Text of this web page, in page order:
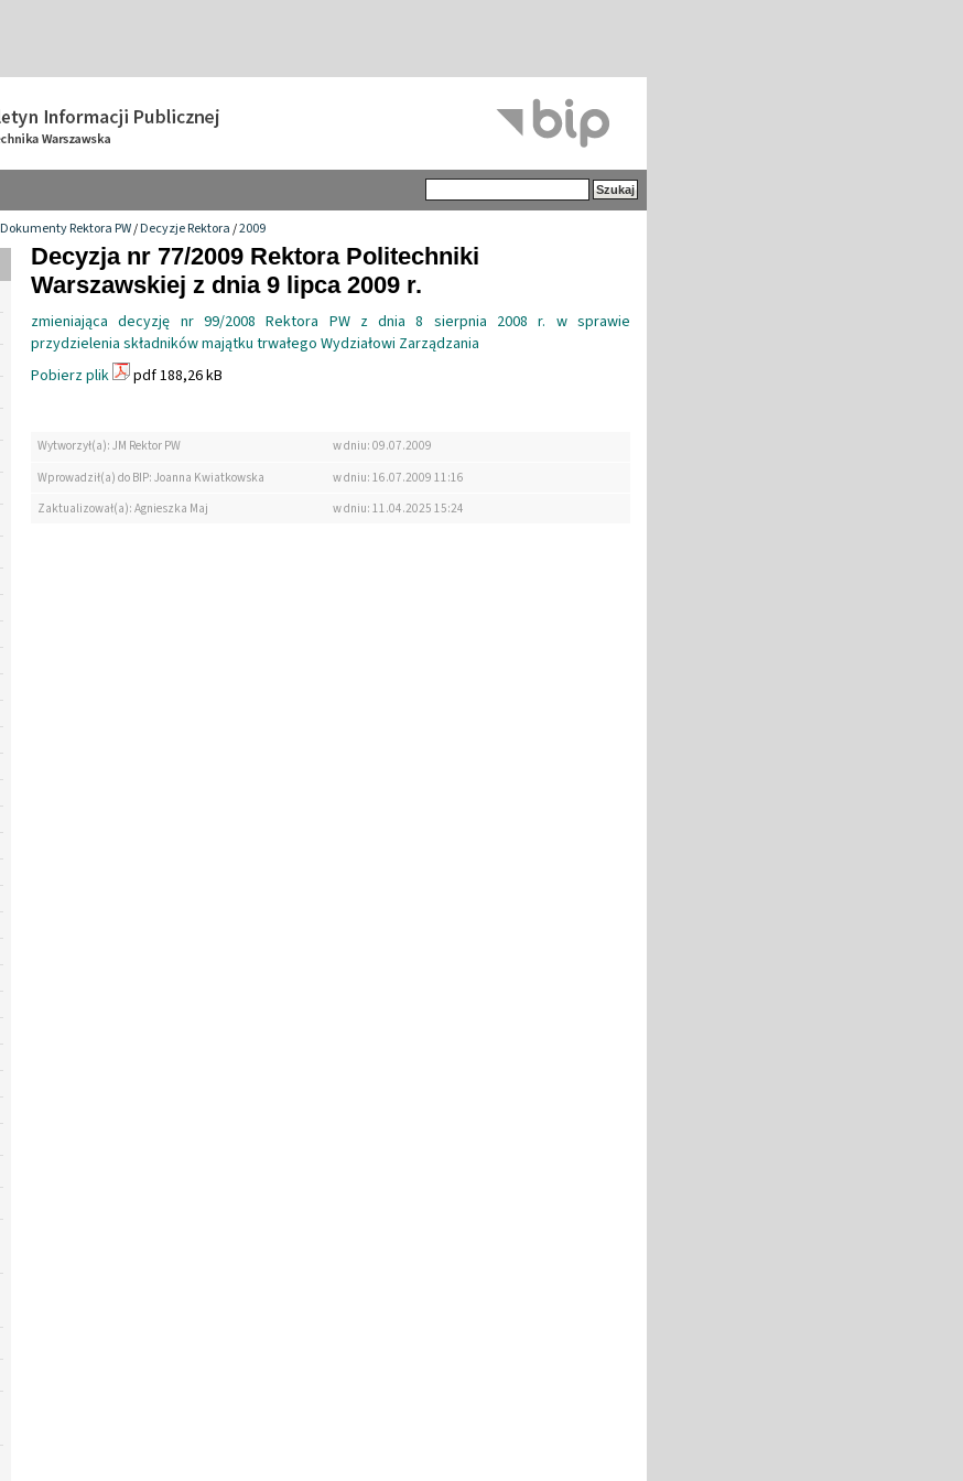
Dokumenty Rektora PW/Decyzje Rektora/2009
Decyzja nr 77/2009 Rektora Politechniki
Warszawskiej z dnia 9 lipca 2009 r.
zmieniająca decyzję nr 99/2008 Rektora PW z dnia 8 sierpnia 2008 r. w sprawie
przydzielenia składników majątku trwałego Wydziałowi Zarządzania
Pobierz plik
pdf 188,26 kB
Wytworzył(a): JM Rektor PW
w dniu: 09.07.2009
Wprowadził(a) do BIP: Joanna Kwiatkowska
w dniu: 16.07.2009 11:16
Zaktualizował(a): Agnieszka Maj
w dniu: 11.04.2025 15:24